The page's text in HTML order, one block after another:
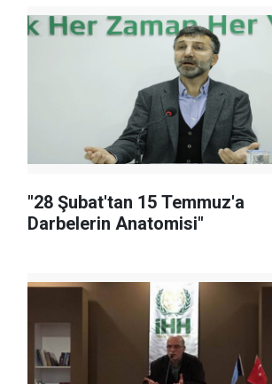
"28 Şubat'tan 15 Temmuz'a
Darbelerin Anatomisi"